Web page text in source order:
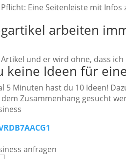
Eine Seitenleiste mit
arbeiten
und er wird ohne, dass
keine Ideen für
5 Minuten hast du 10 Ideen!
Zusammenhang gesucht
anfragen